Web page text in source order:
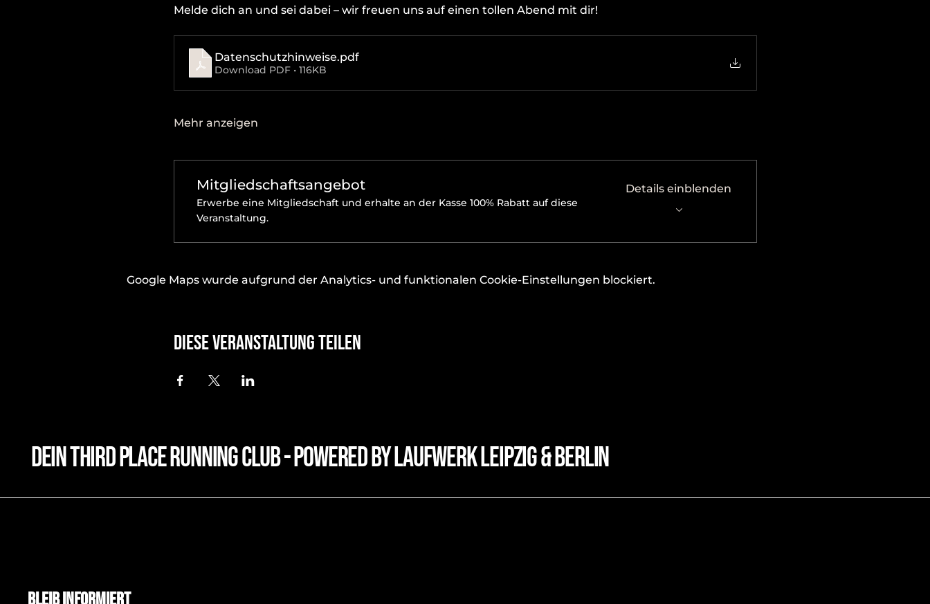
Melde dich an und sei dabei – wir freuen uns auf einen tollen Abend mit dir!
Datenschutzhinweise.pdf
Download PDF • 116KB
Mehr anzeigen
Mitgliedschaftsangebot
Erwerbe eine Mitgliedschaft und erhalte an der Kasse 100% Rabatt auf diese
Veranstaltung.
Details einblenden
Google Maps wurde aufgrund der Analytics- und funktionalen Cookie-Einstellungen blockiert.
Diese Veranstaltung teilen
dein third place running club - powered by laufwerk leipzig & Berlin